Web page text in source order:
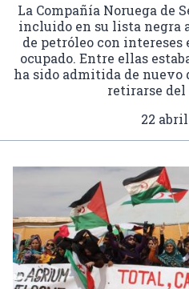
La Compañía Noruega de
incluido en su lista negra
de petróleo con intereses
ocupado. Entre ellas
ha sido admitida de nuevo
retirarse
22 abril